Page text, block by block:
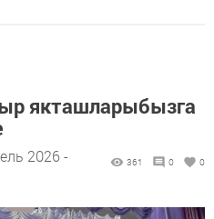
якташларыбызга
2026 -
361 0 0